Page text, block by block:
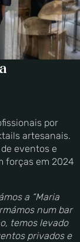
por
artesanais.
eventos e
forças em 2024
a “Maria
num bar
temos levado
privados e